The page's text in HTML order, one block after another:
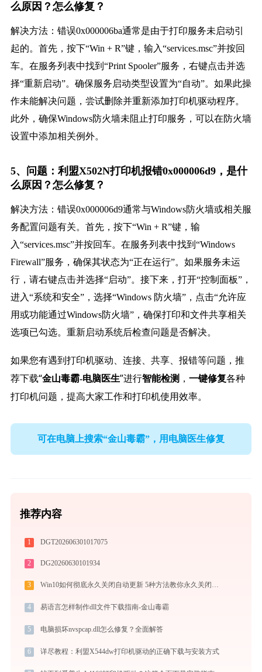
么原因？怎么修复？
解决方法：错误0x000006ba通常是由于打印服务未启动引
起的。首先，按下“Win + R”键，输入“services.msc”并按回
车。在服务列表中找到“Print Spooler”服务，右键点击并选
择“重新启动”。确保服务启动类型设置为“自动”。如果此操
作未能解决问题，尝试删除并重新添加打印机驱动程序。
此外，确保Windows防火墙未阻止打印服务，可以在防火墙
设置中添加相关例外。
5、问题：利盟X502N打印机报错0x000006d9，是什
么原因？怎么修复？
解决方法：错误0x000006d9通常与Windows防火墙或相关服
务配置问题有关。首先，按下“Win + R”键，输
入“services.msc”并按回车。在服务列表中找到“Windows
Firewall”服务，确保其状态为“正在运行”。如果服务未运
行，请右键点击并选择“启动”。接下来，打开“控制面板”，
进入“系统和安全”，选择“Windows 防火墙”，点击“允许应
用或功能通过Windows防火墙”，确保打印和文件共享相关
选项已勾选。重新启动系统后检查问题是否解决。
如果您有遇到打印机驱动、连接、共享、报错等问题，推
荐下载“金山毒霸-电脑医生”进行智能检测， 一键修复各种
打印机问题，提高大家工作和打印机使用效率。
可在电脑上搜索“金山毒霸”，用电脑医生修复
推荐内容
1 DGT202606301017075
2 DG20260630101934
3 Win10如何彻底永久关闭自动更新 5种方法教你永久关闭win10自动更新
4 易语言怎样制作dll文件下载指南-金山毒霸
5 电脑损坏nvspcap.dll怎么修复？全面解答
6 详尽教程：利盟X544dw打印机驱动的正确下载与安装方式